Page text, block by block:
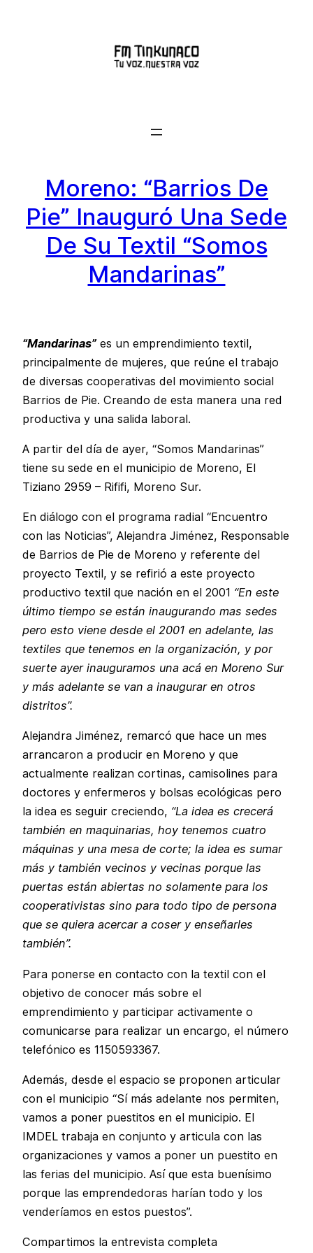
Moreno: “Barrios De
Pie” Inauguró Una Sede
De Su Textil “Somos
Mandarinas”
“Mandarinas” es un emprendimiento textil,
principalmente de mujeres, que reúne el trabajo
de diversas cooperativas del movimiento social
Barrios de Pie. Creando de esta manera una red
productiva y una salida laboral.
A partir del día de ayer, “Somos Mandarinas”
tiene su sede en el municipio de Moreno, El
Tiziano 2959 – Rififi, Moreno Sur.
En diálogo con el programa radial “Encuentro
con las Noticias”, Alejandra Jiménez, Responsable
de Barrios de Pie de Moreno y referente del
proyecto Textil, y se refirió a este proyecto
productivo textil que nación en el 2001 “En este
último tiempo se están inaugurando mas sedes
pero esto viene desde el 2001 en adelante, las
textiles que tenemos en la organización, y por
suerte ayer inauguramos una acá en Moreno Sur
y más adelante se van a inaugurar en otros
distritos”.
Alejandra Jiménez, remarcó que hace un mes
arrancaron a producir en Moreno y que
actualmente realizan cortinas, camisolines para
doctores y enfermeros y bolsas ecológicas pero
la idea es seguir creciendo, “La idea es crecerá
también en maquinarias, hoy tenemos cuatro
máquinas y una mesa de corte; la idea es sumar
más y también vecinos y vecinas porque las
puertas están abiertas no solamente para los
cooperativistas sino para todo tipo de persona
que se quiera acercar a coser y enseñarles
también”.
Para ponerse en contacto con la textil con el
objetivo de conocer más sobre el
emprendimiento y participar activamente o
comunicarse para realizar un encargo, el número
telefónico es 1150593367.
Además, desde el espacio se proponen articular
con el municipio “Sí más adelante nos permiten,
vamos a poner puestitos en el municipio. El
IMDEL trabaja en conjunto y articula con las
organizaciones y vamos a poner un puestito en
las ferias del municipio. Así que esta buenísimo
porque las emprendedoras harían todo y los
venderíamos en estos puestos”.
Compartimos la entrevista completa